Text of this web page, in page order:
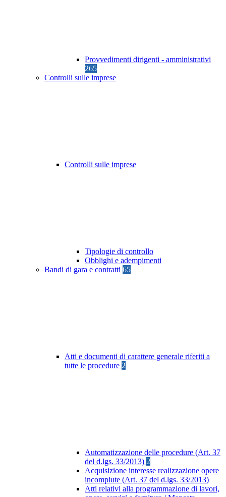
Provvedimenti dirigenti - amministrativi
265
Controlli sulle imprese
Controlli sulle imprese
Tipologie di controllo
Obblighi e adempimenti
Bandi di gara e contratti 65
Atti e documenti di carattere generale riferiti a
tutte le procedure 2
Automatizzazione delle procedure (Art. 37
del d.lgs. 33/2013) 2
Acquisizione interesse realizzazione opere
incompiute (Art. 37 del d.lgs. 33/2013)
Atti relativi alla programmazione di lavori,